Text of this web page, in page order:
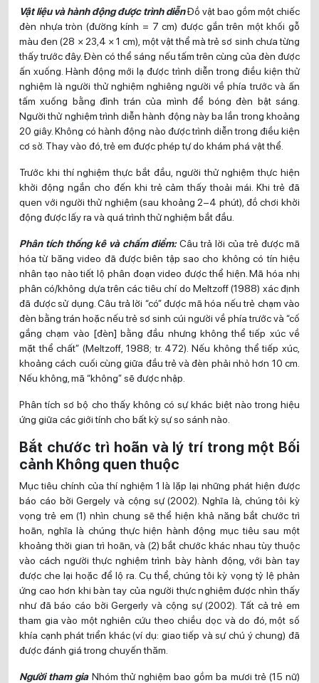
Vật liệu và hành động được trình diễnĐồ vật bao gồm một chiếc
đèn nhựa tròn (đường kính = 7 cm) được gắn trên một khối gỗ
màu đen (28 × 23,4 × 1 cm), một vật thể mà trẻ sơ sinh chưa từng
thấy trước đây. Đèn có thể sáng nếu tấm trên cùng của đèn được
ấn xuống. Hành động mới lạ được trình diễn trong điều kiện thử
nghiệm là người thử nghiệm nghiêng người về phía trước và ấn
tấm xuống bằng đỉnh trán của mình để bóng đèn bật sáng.
Người thử nghiệm trình diễn hành động này ba lần trong khoảng
20 giây. Không có hành động nào được trình diễn trong điều kiện
cơ sở. Thay vào đó, trẻ em được phép tự do khám phá vật thể.
Trước khi thí nghiệm thực bắt đầu, người thử nghiệm thực hiện
khởi động ngắn cho đến khi trẻ cảm thấy thoải mái. Khi trẻ đã
quen với người thử nghiệm (sau khoảng 2–4 phút), đồ chơi khởi
động được lấy ra và quá trình thử nghiệm bắt đầu.
Phân tích thống kê và chấm điểm:Câu trả lời của trẻ được mã
hóa từ băng video đã được biên tập sao cho không có tín hiệu
nhân tạo nào tiết lộ phân đoạn video được thể hiện. Mã hóa nhị
phân có/không dựa trên các tiêu chí do Meltzoff (1988) xác định
đã được sử dụng. Câu trả lời “có” được mã hóa nếu trẻ chạm vào
đèn bằng trán hoặc nếu trẻ sơ sinh cúi người về phía trước và “cố
gắng chạm vào [đèn] bằng đầu nhưng không thể tiếp xúc về
mặt thể chất” (Meltzoff, 1988; tr. 472). Nếu không thể tiếp xúc,
khoảng cách cuối cùng giữa đầu trẻ và đèn phải nhỏ hơn 10 cm.
Nếu không, mã “không” sẽ được nhập.
Phân tích sơ bộ cho thấy không có sự khác biệt nào trong hiệu
ứng giữa các giới tính cho bất kỳ sự so sánh nào.
Bắt chước trì hoãn và lý trí trong một Bối
cảnh Không quen thuộc
Mục tiêu chính của thí nghiệm 1 là lặp lại những phát hiện được
báo cáo bởi Gergely và cộng sự (2002). Nghĩa là, chúng tôi kỳ
vọng trẻ em (1) nhìn chung sẽ thể hiện khả năng bắt chước trì
hoãn, nghĩa là chúng thực hiện hành động mục tiêu sau một
khoảng thời gian trì hoãn, và (2) bắt chước khác nhau tùy thuộc
vào cách người thực nghiệm trình bày hành động, với bàn tay
được che lại hoặc để lộ ra. Cụ thể, chúng tôi kỳ vọng tỷ lệ phản
ứng cao hơn khi bàn tay của người thực nghiệm được nhìn thấy
như đã báo cáo bởi Gergerly và cộng sự (2002). Tất cả trẻ em
tham gia vào một nghiên cứu theo chiều dọc và do đó, một số
khía cạnh phát triển khác (ví dụ: giao tiếp và sự chú ý chung) đã
được đánh giá trong chuyến thăm.
Người tham giaNhóm thử nghiệm bao gồm ba mươi trẻ (15 nữ)